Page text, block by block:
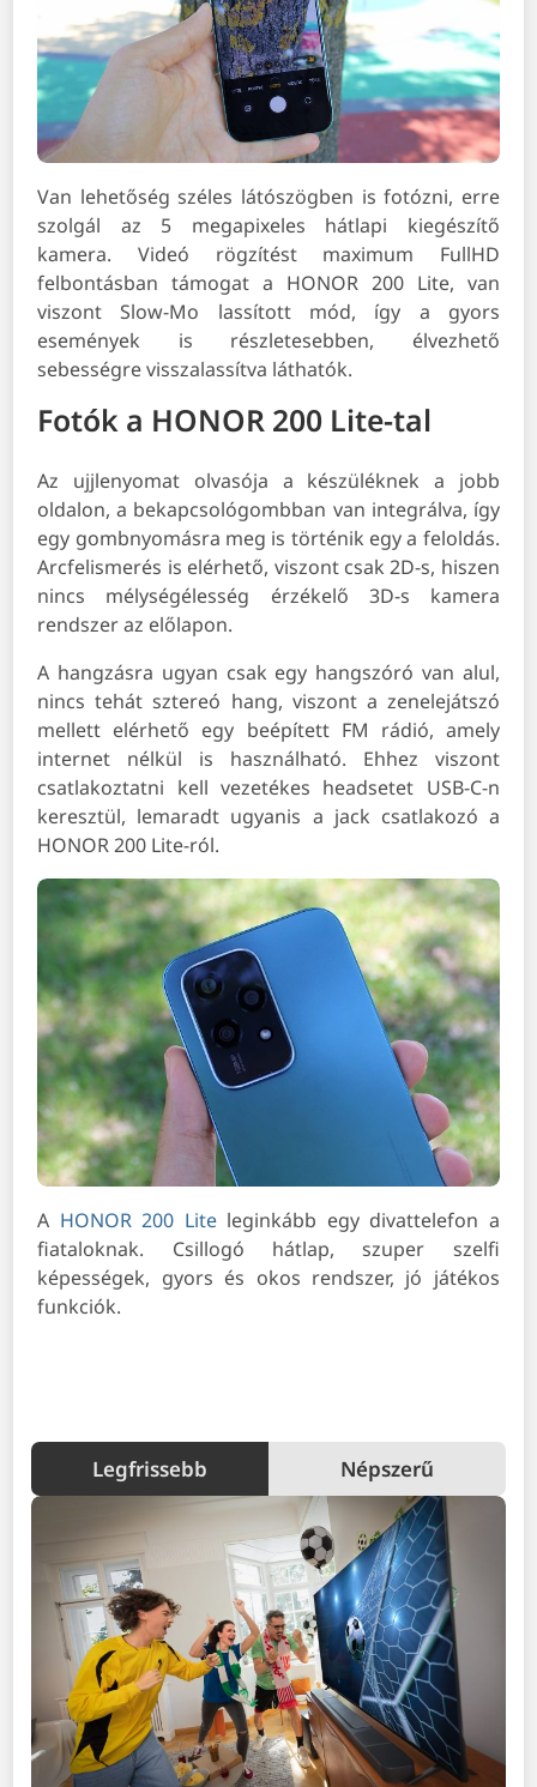
Van lehetőség széles látószögben is fotózni, erre
szolgál az 5 megapixeles hátlapi kiegészítő
kamera. Videó rögzítést maximum FullHD
felbontásban támogat a HONOR 200 Lite, van
viszont Slow-Mo lassított mód, így a gyors
események is részletesebben, élvezhető
sebességre visszalassítva láthatók.
Fotók a HONOR 200 Lite-tal
Az ujjlenyomat olvasója a készüléknek a jobb
oldalon, a bekapcsológombban van integrálva, így
egy gombnyomásra meg is történik egy a feloldás.
Arcfelismerés is elérhető, viszont csak 2D-s, hiszen
nincs mélységélesség érzékelő 3D-s kamera
rendszer az előlapon.
A hangzásra ugyan csak egy hangszóró van alul,
nincs tehát sztereó hang, viszont a zenelejátszó
mellett elérhető egy beépített FM rádió, amely
internet nélkül is használható. Ehhez viszont
csatlakoztatni kell vezetékes headsetet USB-C-n
keresztül, lemaradt ugyanis a jack csatlakozó a
HONOR 200 Lite-ról.
A HONOR 200 Liteleginkább egy divattelefon a
fiataloknak. Csillogó hátlap, szuper szelfi
képességek, gyors és okos rendszer, jó játékos
funkciók.
Legfrissebb Népszerű